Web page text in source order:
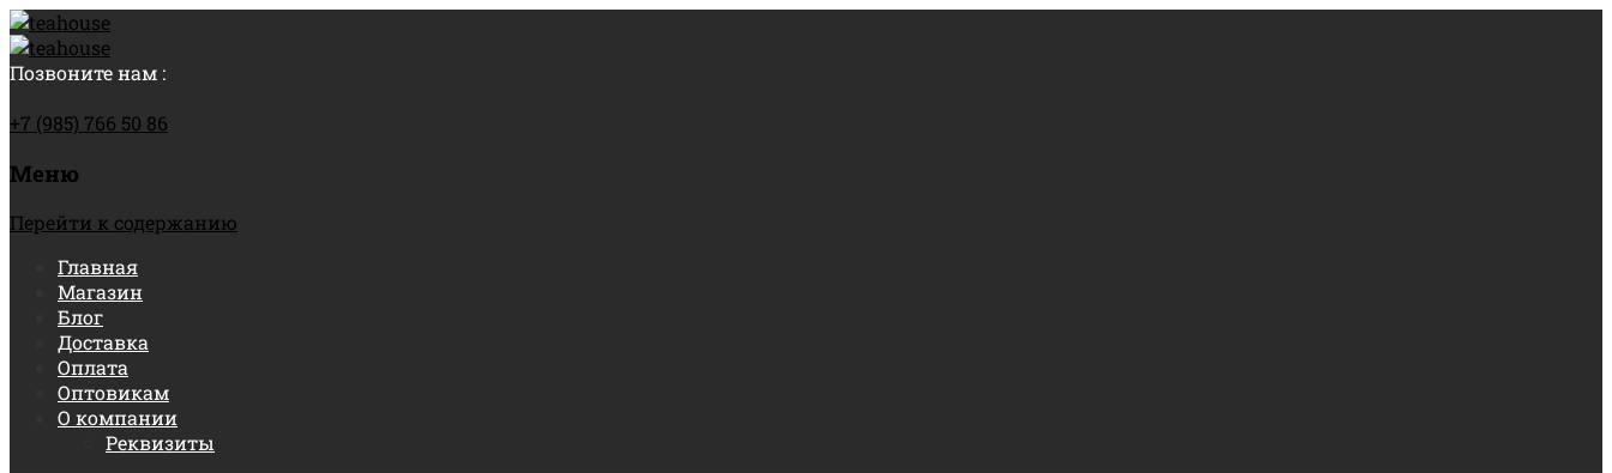
Позвоните нам :
+7 (985) 766 50 86
Меню
Перейти к содержанию
Главная
Магазин
Блог
Доставка
Оплата
Оптовикам
О компании
Реквизиты